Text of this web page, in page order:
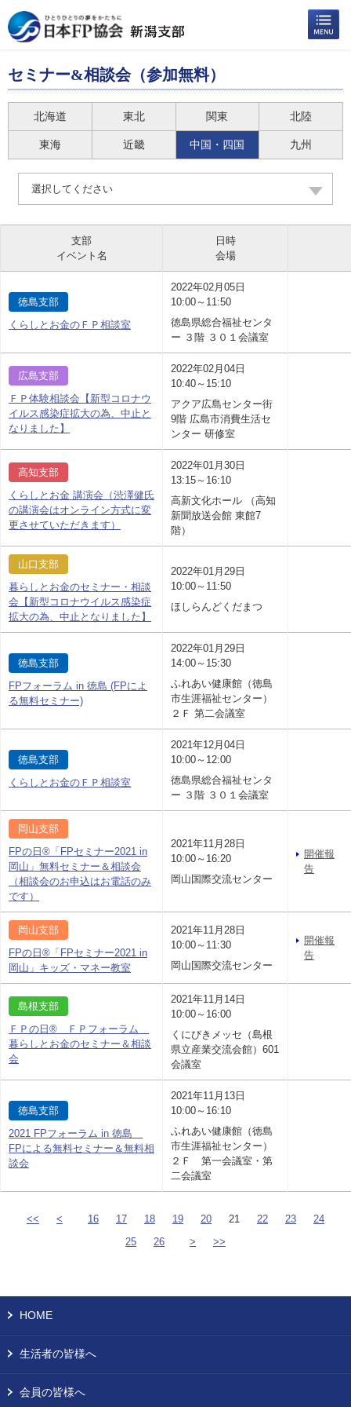
セミナー&相談会（参加無料）
北海道 東北 関東 北陸
東海 近畿 中国・四国 九州
選択してください
支部
イベント名
日時
会場
徳島支部
くらしとお金のＦＰ相談室
2022年02月05日
10:00～11:50
徳島県総合福祉センタ
ー ３階 ３０１会議室
広島支部
ＦＰ体験相談会【新型コロナウ
イルス感染症拡大の為、中止と
なりました】
2022年02月04日
10:40～15:10
アクア広島センター街
9階 広島市消費生活セ
ンター 研修室
高知支部
くらしとお金 講演会（渋澤健氏
の講演会はオンライン方式に変
更させていただきます）
2022年01月30日
13:15～16:10
高新文化ホール （高知
新聞放送会館 東館7
階）
山口支部
暮らしとお金のセミナー・相談
会【新型コロナウイルス感染症
拡大の為、中止となりました】
2022年01月29日
10:00～11:50
ほしらんどくだまつ
徳島支部
FPフォーラム in 徳島 (FPによ
る無料セミナー)
2022年01月29日
14:00～15:30
ふれあい健康館（徳島
市生涯福祉センター）
２Ｆ 第二会議室
徳島支部
くらしとお金のＦＰ相談室
2021年12月04日
10:00～12:00
徳島県総合福祉センタ
ー ３階 ３０１会議室
岡山支部
FPの日®「FPセミナー2021 in
岡山」無料セミナー＆相談会
（相談会のお申込はお電話のみ
です）
2021年11月28日
10:00～16:20
岡山国際交流センター
開催報
告
岡山支部
FPの日®「FPセミナー2021 in
岡山」キッズ・マネー教室
2021年11月28日
10:00～11:30
岡山国際交流センター
開催報
告
島根支部
ＦＰの日® ＦＰフォーラム
暮らしとお金のセミナー＆相談
会
2021年11月14日
10:00～16:00
くにびきメッセ（島根
県立産業交流会館）601
会議室
徳島支部
2021 FPフォーラム in 徳島
FPによる無料セミナー＆無料相
談会
2021年11月13日
10:00～16:10
ふれあい健康館（徳島
市生涯福祉センター）
２Ｆ 第一会議室・第
二会議室
<< < 16 17 18 19 20 21 22 23
24
25
26 > >>
HOME
生活者の皆様へ
会員の皆様へ